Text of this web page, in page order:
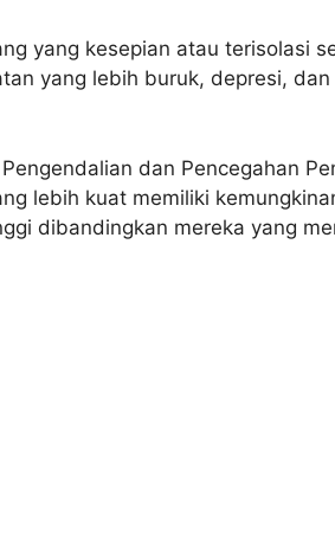
yang kesepian atau terisolasi
yang lebih buruk, depresi,
dan Pencegahan
lebih kuat memiliki
dibandingkan mereka yang